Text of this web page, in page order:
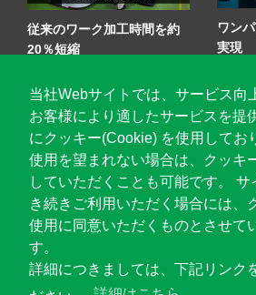
当社Webサイトでは、サービス向
お客様により適したサービスを提
にクッキー(Cookie) を使用してお
使用を望まれない場合は、クッキ
していただくことも可能です。 サ
き続きご利用いただく場合には、
使用に同意いただくものとさせて
す。
詳細につきましては、下記リンク
従来のワーク加工時間を約
20％短縮
ワン
実現